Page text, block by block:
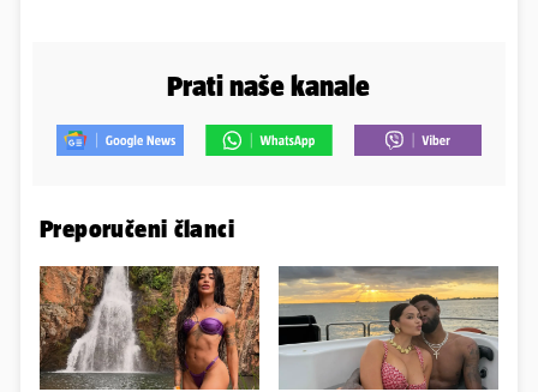
Prati naše kanale
Preporučeni članci